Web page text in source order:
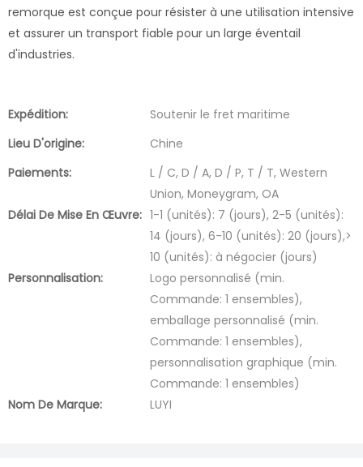
remorque est conçue pour résister à une utilisation intensive
et assurer un transport fiable pour un large éventail
d'industries.
Expédition:
Soutenir le fret maritime
Lieu D'origine:
Chine
Paiements:
L / C, D / A, D / P, T / T, Western
Union, Moneygram, OA
Délai De Mise En Œuvre: 1-1 (unités): 7 (jours), 2-5 (unités):
14 (jours), 6-10 (unités): 20 (jours),>
10 (unités): à négocier (jours)
Personnalisation:
Logo personnalisé (min.
Commande: 1 ensembles),
emballage personnalisé (min.
Commande: 1 ensembles),
personnalisation graphique (min.
Commande: 1 ensembles)
Nom De Marque:
LUYI